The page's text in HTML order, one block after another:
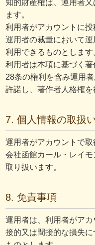
知的財産権は、運用者
ます。
利用者がアカウントに投
運用者の裁量において
利用できるものとします
利用者は本項に基づく
28条の権利を含み運用
許諾し、著作者人格権を
7. 個人情報の取扱
運用者がアカウントで
会社函館カール・レイモ
取り扱います。
8. 免責事項
運用者は、利用者がア
接的又は間接的な損失